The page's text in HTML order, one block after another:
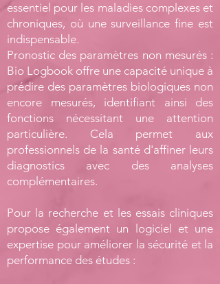
essentiel pour les maladies complexes et
chroniques, où une surveillance fine est
indispensable.
Pronostic des paramètres non mesurés :
Bio Logbook offre une capacité unique à
prédire des paramètres biologiques non
encore mesurés, identifiant ainsi des
fonctions nécessitant une attention
particulière. Cela permet aux
professionnels de la santé d'affiner leurs
diagnostics avec des analyses
complémentaires.
Pour la recherche et les essais cliniques
propose également un logiciel et une
expertise pour améliorer la sécurité et la
performance des études :